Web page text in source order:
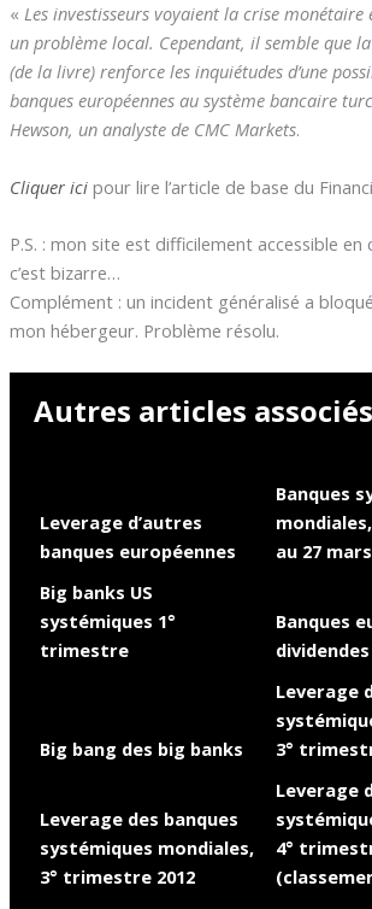
« Les investisseurs voyaient la crise monétaire
un problème local. Cependant, il semble que
(de la livre) renforce les inquiétudes d’une
banques européennes au système bancaire
Hewson, un analyste de CMC Markets.
Cliquer icipour lire l’article de base du
P.S. : mon site est difficilement accessible
c’est bizarre…
Complément : un incident généralisé a
mon hébergeur. Problème résolu.
Autres articles associés
Leverage d’autres
banques européennes
Banques
au 27 mars
Big banks US
systémiques 1°
trimestre
Banques
dividendes
Big bang des big banks
Leverage
3°
Leverage des banques
systémiques mondiales,
3° trimestre 2012
Leverage
4°